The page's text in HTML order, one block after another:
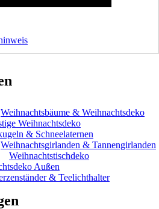
Weihnachtsbäume & Weihnachtsdeko
Weihnachtsdeko
& Schneelaternen
Weihnachtsgirlanden & Tannengirlanden
Weihnachtstischdeko
Außen
& Teelichthalter